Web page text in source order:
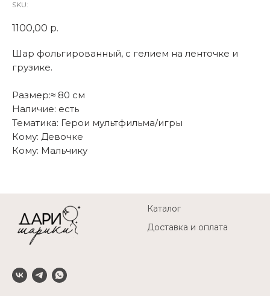
SKU:
1100,00 р.
Шар фольгированный, с гелием на ленточке и
грузике.
Размер:≈ 80 см
Наличие: есть
Тематика: Герои мультфильма/игры
Кому: Девочке
Кому: Мальчику
Каталог
Доставка и оплата